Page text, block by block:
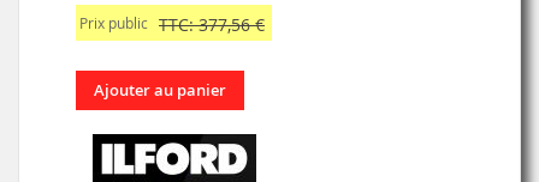
Prix public TTC: 377,56 €
Ajouter au panier